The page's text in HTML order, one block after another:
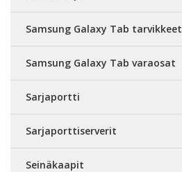
Samsung Galaxy Tab tarvikkeet
Samsung Galaxy Tab varaosat
Sarjaportti
Sarjaporttiserverit
Seinäkaapit